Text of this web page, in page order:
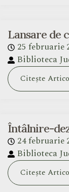
Lansare de
25 februarie
Biblioteca
Citește
Întâlnire-
24 februarie
Biblioteca
Citește